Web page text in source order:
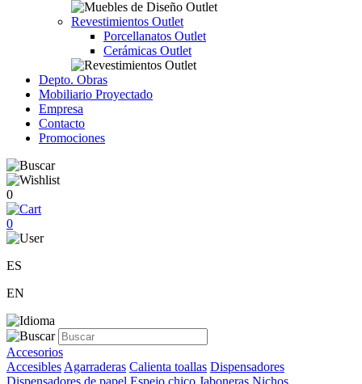
Revestimientos Outlet
Porcellanatos Outlet
Cerámicas Outlet
Depto. Obras
Mobiliario Proyectado
Empresa
Contacto
Promociones
0
0
ES
EN
Accesorios
Accesibles Agarraderas Calienta toallas Dispensadores
Dispensadores de papel Espejo chico Jaboneras Nichos